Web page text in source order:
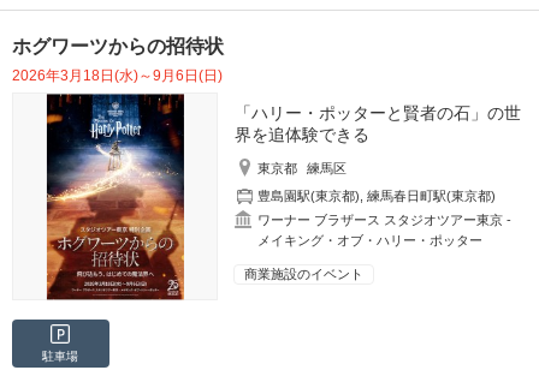
ホグワーツからの招待状
2026年3月18日(水)～9月6日(日)
「ハリー・ポッターと賢者の石」の世
界を追体験できる
東京都
練馬区
豊島園駅(東京都) ,練馬春日町駅(東京都)
ワーナー ブラザース スタジオツアー東京 ‐
メイキング・オブ・ハリー・ポッター
商業施設のイベント
駐車場